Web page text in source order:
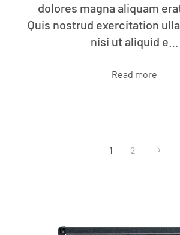
dolores magna aliquam
Quis nostrud exercitation
nisi ut aliquid e…
Read more
1 2